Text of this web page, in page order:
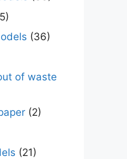
(36)
of waste
(2)
(21)